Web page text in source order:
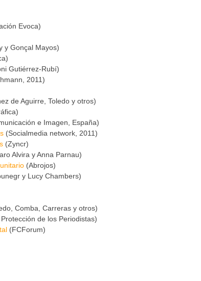
Evoca)
y Gonçal Mayos)
Gutiérrez-Rubí)
2011)
de Aguirre, Toledo y otros)
e Imagen, España)
(Socialmedia network, 2011)
(Zyncr)
Alvira y Anna Parnau)
(Abrojos)
y Lucy Chambers)
Comba, Carreras y otros)
de los Periodistas)
(FCForum)